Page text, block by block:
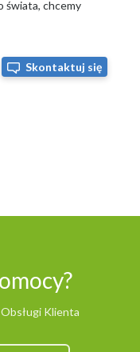
świata, chcemy
Skontaktuj się
Klienta